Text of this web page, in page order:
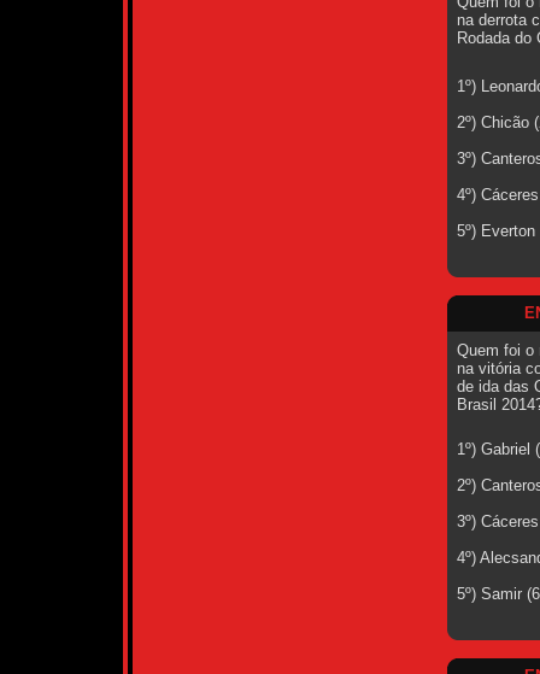
na derrota
Rodada do
1º)
2º) Chicão
3º)
4º)
5º) Everton
Quem foi o
na vitória
de ida das
Brasil
1º) Gabriel
2º)
3º)
4º)
5º) Samir